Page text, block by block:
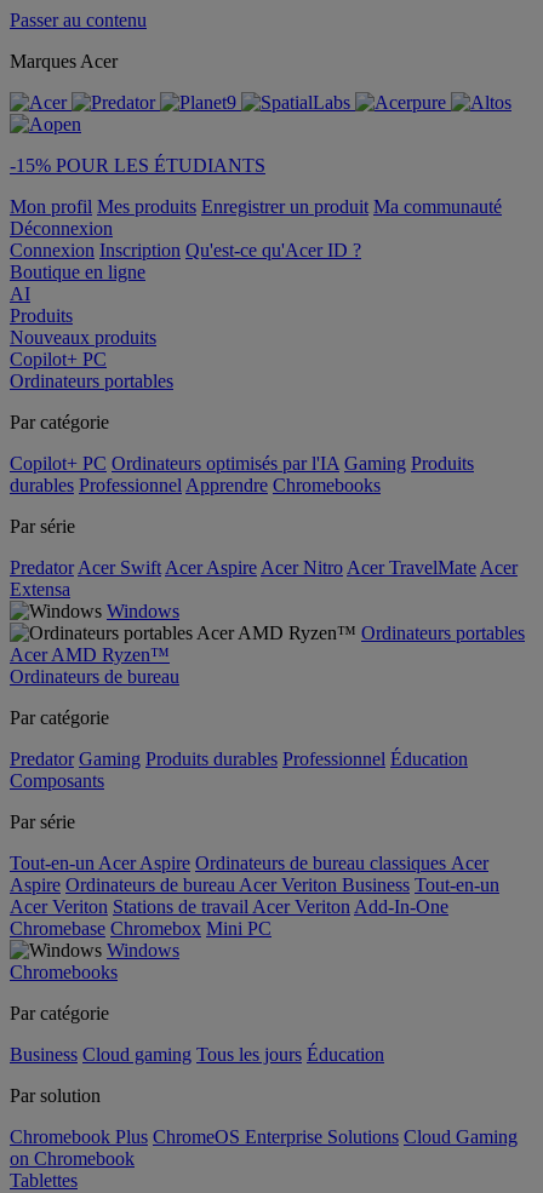
Passer au contenu
Marques Acer
-15% POUR LES ÉTUDIANTS
Mon profil Mes produits Enregistrer un produit Ma communauté
Déconnexion
Connexion Inscription Qu'est-ce qu'Acer ID ?
Boutique en ligne
AI
Produits
Nouveaux produits
Copilot+ PC
Ordinateurs portables
Par catégorie
Copilot+ PC Ordinateurs optimisés par l'IA Gaming Produits
durables Professionnel Apprendre Chromebooks
Par série
Predator Acer Swift Acer Aspire Acer Nitro Acer TravelMate Acer
Extensa
Windows
Ordinateurs portables
Acer AMD Ryzen™
Ordinateurs de bureau
Par catégorie
Predator Gaming Produits durables Professionnel Éducation
Composants
Par série
Tout-en-un Acer Aspire Ordinateurs de bureau classiques Acer
Aspire Ordinateurs de bureau Acer Veriton Business Tout-en-un
Acer Veriton Stations de travail Acer Veriton Add-In-One
Chromebase Chromebox Mini PC
Windows
Chromebooks
Par catégorie
Business Cloud gaming Tous les jours Éducation
Par solution
Chromebook Plus ChromeOS Enterprise Solutions Cloud Gaming
on Chromebook
Tablettes